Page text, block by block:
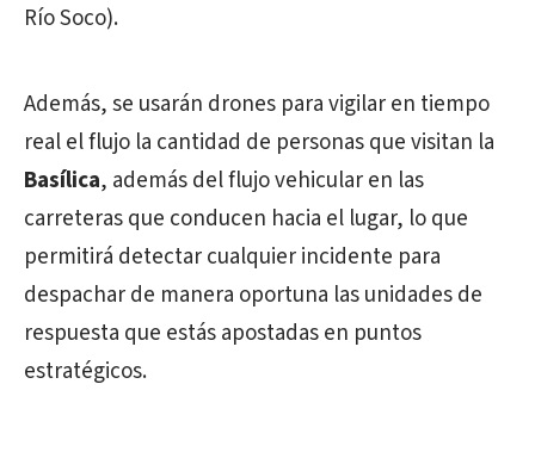
Río Soco).
Además, se usarán drones para vigilar en tiempo
real el flujo la cantidad de personas que visitan la
Basílica, además del flujo vehicular en las
carreteras que conducen hacia el lugar, lo que
permitirá detectar cualquier incidente para
despachar de manera oportuna las unidades de
respuesta que estás apostadas en puntos
estratégicos.